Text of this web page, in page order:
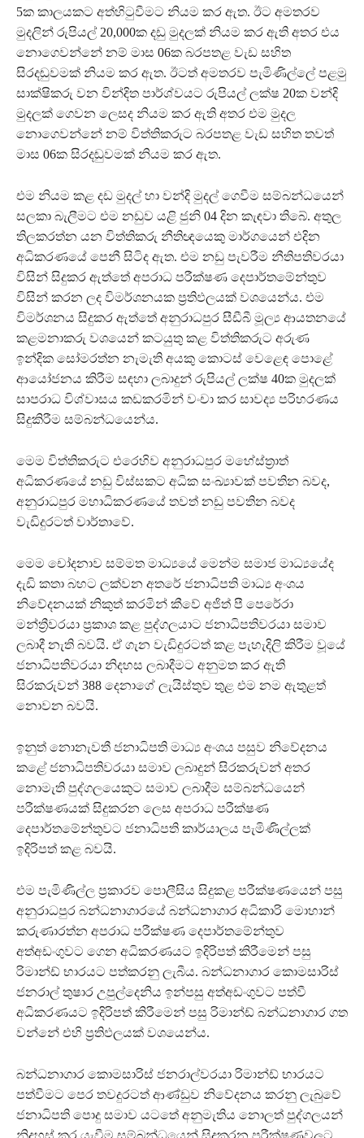
5ක කාලයකට අත්හිටුවීමට නියම කර ඇත. ඊට අමතරව
මුදලින් රුපියල් 20,000ක දඩු මුදලක් නියම කර ඇති අතර එය
නොගෙවන්නේ නම් මාස 06ක බරපතළ වැඩ සහිත
සිරදඬුවමක් නියම කර ඇත. ඊටත් අමතරව පැමිණිල්ලේ පළමු
සාක්ෂිකරු වන වින්දිත පාර්ශ්වයට රුපියල් ලක්ෂ 20ක වන්දි
මුදලක් ගෙවන ලෙසද නියම කර ඇති අතර එම මුදල
නොගෙවන්නේ නම් විත්තිකරුට බරපතළ වැඩ සහිත තවත්
මාස 06ක සිරදඬුවමක් නියම කර ඇත.
එම නියම කළ දඩ මුදල් හා වන්දි මුදල් ගෙවීම සම්බන්ධයෙන්
සලකා බැලීමට එම නඩුව යළි ජුනි 04 දින කැඳවා තිබේ. අතුල
තිලකරත්න යන විත්තිකරු නීතිඥයෙකු මාර්ගයෙන් එදින
අධිකරණයේ පෙනී සිටිද ඇත. එම නඩු පැවරීම නීතිපතිවරයා
විසින් සිදුකර ඇත්තේ අපරාධ පරීක්ෂණ දෙපාර්තමේන්තුව
විසින් කරන ලද විමර්ශනයක ප්‍රතිඵලයක් වශයෙන්ය. එම
විමර්ශනය සිදුකර ඇත්තේ අනුරාධපුර සීඩීබී මූල්‍ය ආයතනයේ
කළමනාකරු වශයෙන් කටයුතු කළ විත්තිකරුට අරුණ
ඉන්දික සෝමරත්න නැමැති අයකු කොටස් වෙළෙඳ පොළේ
ආයෝජනය කිරීම සඳහා ලබාදුන් රුපියල් ලක්ෂ 40ක මුදලක්
සාපරාධ විශ්වාසය කඩකරමින් වංචා කර සාවද්‍ය පරිහරණය
සිදුකිරීම සම්බන්ධයෙන්ය.
මෙම විත්තිකරුට එරෙහිව අනුරාධපුර මහේස්ත්‍රාත්
අධිකරණයේ නඩු විස්සකට අධික සංඛ්‍යාවක් පවතින බවද,
අනුරාධපුර මහාධිකරණයේ තවත් නඩු පවතින බවද
වැඩිදුරටත් වාර්තාවේ.
මෙම චෝදනාව සම්මත මාධ්‍යයේ මෙන්ම සමාජ මාධ්‍යයේද
දැඩි කතා බහට ලක්වන අතරේ ජනාධිපති මාධ්‍ය අංශය
නිවේදනයක් නිකුත් කරමින් කීවේ අජිත් පී පෙරේරා
මන්ත්‍රීවරයා ප්‍රකාශ කළ පුද්ගලයාට ජනාධිපතිවරයා සමාව
ලබාදී නැති බවයි. ඒ ගැන වැඩිදුරටත් කළ පැහැදිලි කිරීම වූයේ
ජනාධිපතිවරයා නිදහස ලබාදීමට අනුමත කර ඇති
සිරකරුවන් 388 දෙනාගේ ලැයිස්තුව තුළ එම නම ඇතුළත්
නොවන බවයි.
ඉනුත් නොනැවතී ජනාධිපති මාධ්‍ය අංශය පසුව නිවේදනය
කළේ ජනාධිපතිවරයා සමාව ලබාදුන් සිරකරුවන් අතර
නොමැති පුද්ගලයෙකුට සමාව ලබාදීම සම්බන්ධයෙන්
පරීක්ෂණයක් සිදුකරන ලෙස අපරාධ පරීක්ෂණ
දෙපාර්තමේන්තුවට ජනාධිපති කාර්යාලය පැමිණිල්ලක්
ඉදිරිපත් කළ බවයි.
එම පැමිණිල්ල ප්‍රකාරව පොලීසිය සිදුකළ පරීක්ෂණයෙන් පසු
අනුරාධපුර බන්ධනාගාරයේ බන්ධනාගාර අධිකාරි මොහාන්
කරුණාරත්න අපරාධ පරීක්ෂණ දෙපාර්තමේන්තුව
අත්අඩංගුවට ගෙන අධිකරණයට ඉදිරිපත් කිරීමෙන් පසු
රිමාන්ඩ් භාරයට පත්කරනු ලැබීය. බන්ධනාගාර කොමසාරිස්
ජනරාල් තුෂාර උපුල්දෙනිය ඉන්පසු අත්අඩංගුවට පත්වී
අධිකරණයට ඉදිරිපත් කිරීමෙන් පසු රිමාන්ඩ් බන්ධනාගාර ගත
වන්නේ එහි ප්‍රතිඵලයක් වශයෙන්ය.
බන්ධනාගාර කොමසාරිස් ජනරාල්වරයා රිමාන්ඩ් භාරයට
පත්වීමට පෙර තවදුරටත් ආණ්ඩුව නිවේදනය කරනු ලැබුවේ
ජනාධිපති පොදු සමාව යටතේ අනුමැතිය නොලත් පුද්ගලයන්